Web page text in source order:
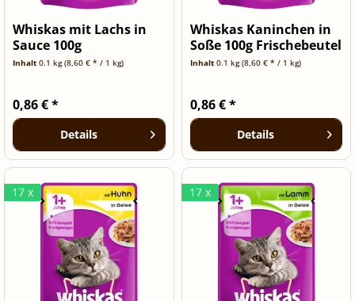
Whiskas mit Lachs in
Sauce 100g
Inhalt0.1 kg(8,60 € * / 1 kg)
0,86 € *
Details
Whiskas Kaninchen in
Soße 100g Frischebeutel
Inhalt 0.1 kg(8,60 € * / 1 kg)
0,86 € *
Details
17 x 17 x